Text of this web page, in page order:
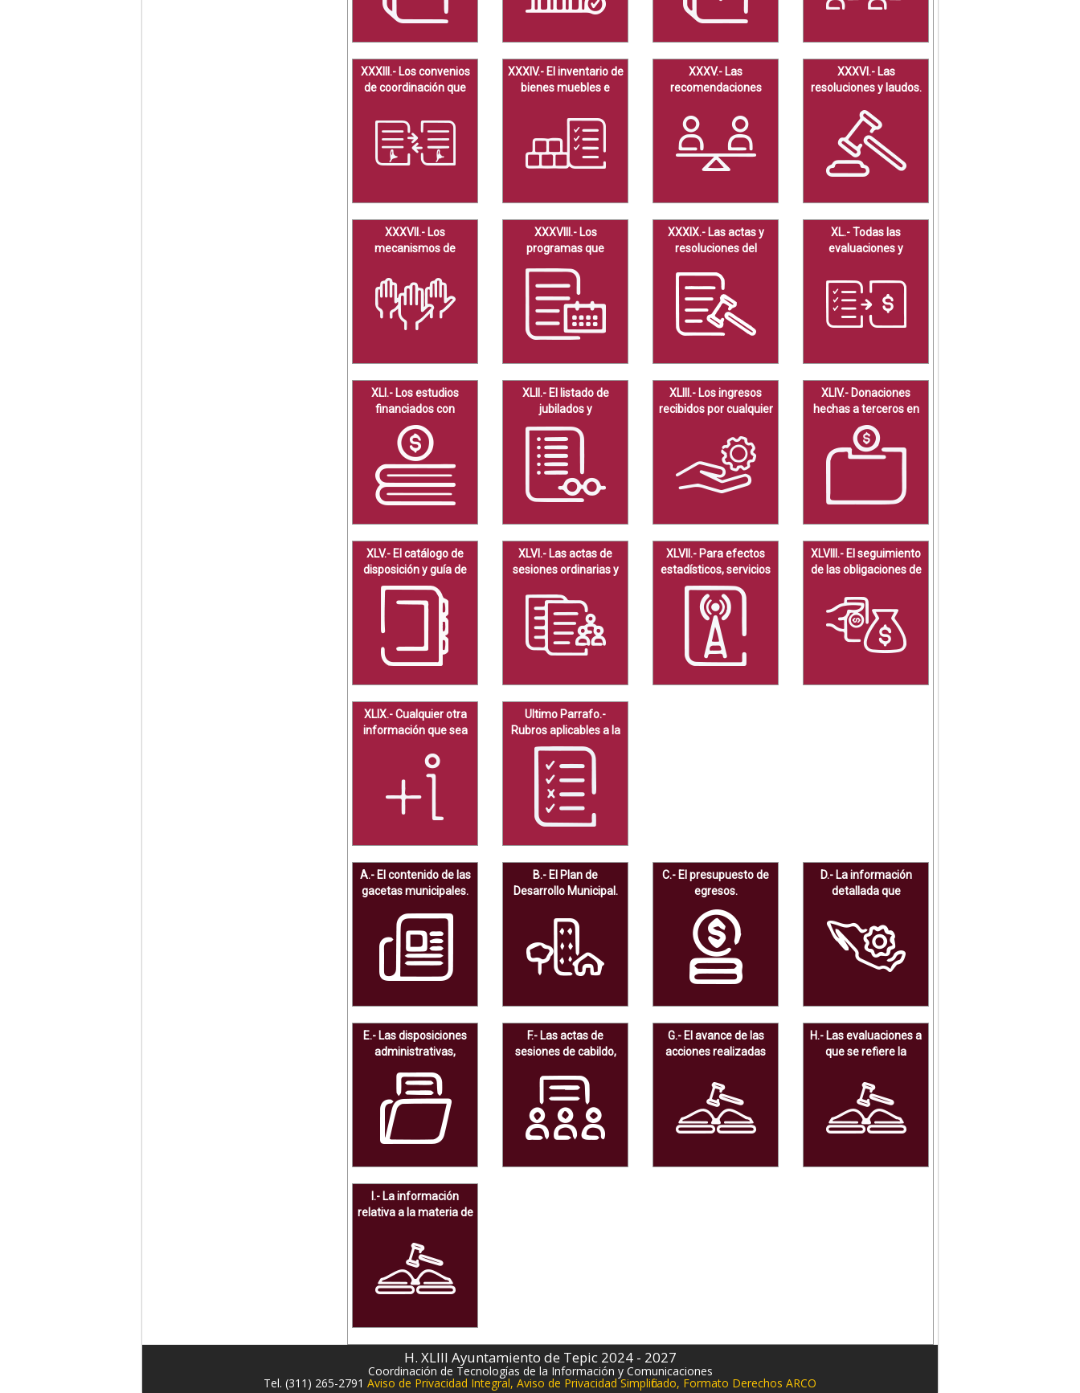
mayor desagregación
XXXIII.- Los convenios
de coordinación que
XXXIV.- El inventario de
bienes muebles e
y propiedad.
XXXV.- Las
recomendaciones
órganos.
XXXVI.- Las
resoluciones y laudos.
XXXVII.- Los
mecanismos de
ciudadana.
XXXVIII.- Los
programas que
XXXIX.- Las actas y
resoluciones del
Transparencia de los
sujetos obligados.
XL.- Todas las
evaluaciones y
XLI.- Los estudios
financiados con
recursos públicos.
XLII.- El listado de
jubilados y
pensionados y el
monto que reciben.
XLIII.- Los ingresos
recibidos por cualquier
XLIV.- Donaciones
hechas a terceros en
dinero o en especie.
XLV.- El catálogo de
disposición y guía de
archivo documental.
XLVI.- Las actas de
sesiones ordinarias y
XLVII.- Para efectos
estadísticos, servicios
o aplicaciones de
Internet
XLVIII.- El seguimiento
de las obligaciones de
hacendaria.
XLIX.- Cualquier otra
información que sea
Ultimo Parrafo.-
Rubros aplicables a la
página de Internet
A.- El contenido de las
gacetas municipales.
B.- El Plan de
Desarrollo Municipal.
C.- El presupuesto de
egresos.
D.- La información
detallada que
de desarrollo urbano.
E.- Las disposiciones
administrativas,
través de la autoridad
competente.
F.- Las actas de
sesiones de cabildo,
asistencia de los
integrantes del
Ayuntamiento.
G.- El avance de las
acciones realizadas
presupuesto
sostenible de recursos
disponibles.
H.- Las evaluaciones a
que se refiere la
13, de la Ley de
Disciplina Financiera.
I.- La información
relativa a la materia de
H. XLIII Ayuntamiento de Tepic 2024 - 2027
Coordinación de Tecnologías de la Información y Comunicaciones
Tel. (311) 265-2791 Aviso de Privacidad Integral, Aviso de Privacidad Simplificado, Formato Derechos ARCO